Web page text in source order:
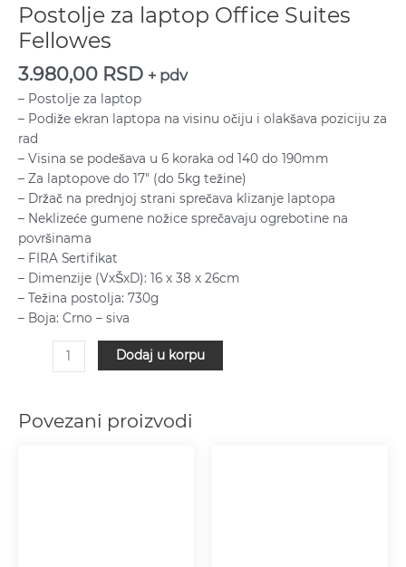
Postolje za laptop Office Suites
Fellowes
3.980,00 RSD + pdv
– Postolje za laptop
– Podiže ekran laptopa na visinu očiju i olakšava poziciju za
rad
– Visina se podešava u 6 koraka od 140 do 190mm
– Za laptopove do 17″ (do 5kg težine)
– Držač na prednjoj strani sprečava klizanje laptopa
– Neklizeće gumene nožice sprečavaju ogrebotine na
površinama
– FIRA Sertifikat
– Dimenzije (VxŠxD): 16 x 38 x 26cm
– Težina postolja: 730g
– Boja: Crno – siva
Dodaj u korpu
Povezani proizvodi